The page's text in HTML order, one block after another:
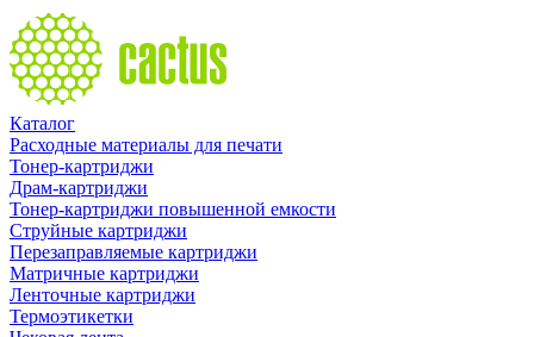
Каталог
Расходные материалы для печати
Тонер-картриджи
Драм-картриджи
Тонер-картриджи повышенной емкости
Струйные картриджи
Перезаправляемые картриджи
Матричные картриджи
Ленточные картриджи
Термоэтикетки